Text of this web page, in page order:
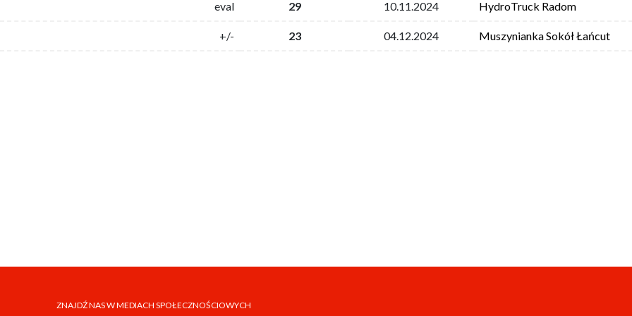
eval 29 10.11.2024 HydroTruck Radom
+/- 23 04.12.2024 Muszynianka Sokół Łańcut
ZNAJDŹ NAS W MEDIACH SPOŁECZNOŚCIOWYCH